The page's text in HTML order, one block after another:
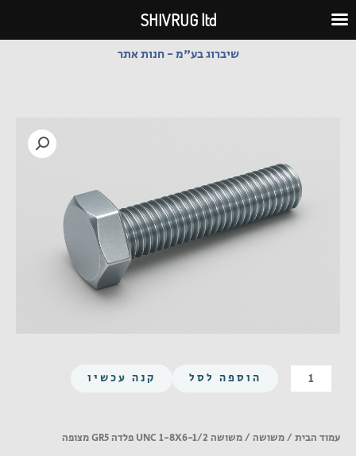
לתוכן
שיברוג בע"מ - חנות אתר
כמות
של
הוספה לסל קנה עכשיו
עמוד הבית /משושה / משושה UNC 1-8X6-1/2 פלדה GR5 מצופה
SHIVRUG ltd